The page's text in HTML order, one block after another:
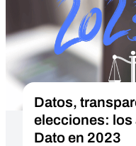
Datos,
elecciones: los
Dato en 2023